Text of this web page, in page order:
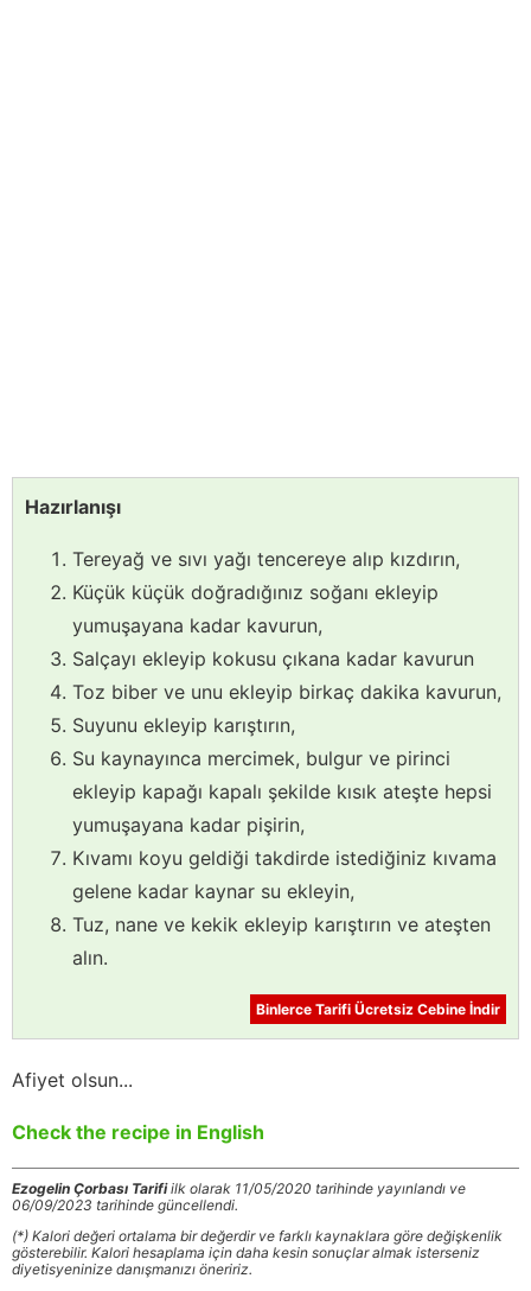
Hazırlanışı
Tereyağ ve sıvı yağı tencereye alıp kızdırın,
Küçük küçük doğradığınız soğanı ekleyip
yumuşayana kadar kavurun,
Salçayı ekleyip kokusu çıkana kadar kavurun
Toz biber ve unu ekleyip birkaç dakika kavurun,
Suyunu ekleyip karıştırın,
Su kaynayınca mercimek, bulgur ve pirinci
ekleyip kapağı kapalı şekilde kısık ateşte hepsi
yumuşayana kadar pişirin,
Kıvamı koyu geldiği takdirde istediğiniz kıvama
gelene kadar kaynar su ekleyin,
Tuz, nane ve kekik ekleyip karıştırın ve ateşten
alın.
Binlerce Tarifi Ücretsiz Cebine İndir
Afiyet olsun...
Check the recipe in English
Ezogelin Çorbası Tarifiilk olarak 11/05/2020 tarihinde yayınlandı ve
06/09/2023 tarihinde güncellendi.
(*) Kalori değeri ortalama bir değerdir ve farklı kaynaklara göre değişkenlik
gösterebilir. Kalori hesaplama için daha kesin sonuçlar almak isterseniz
diyetisyeninize danışmanızı öneririz.